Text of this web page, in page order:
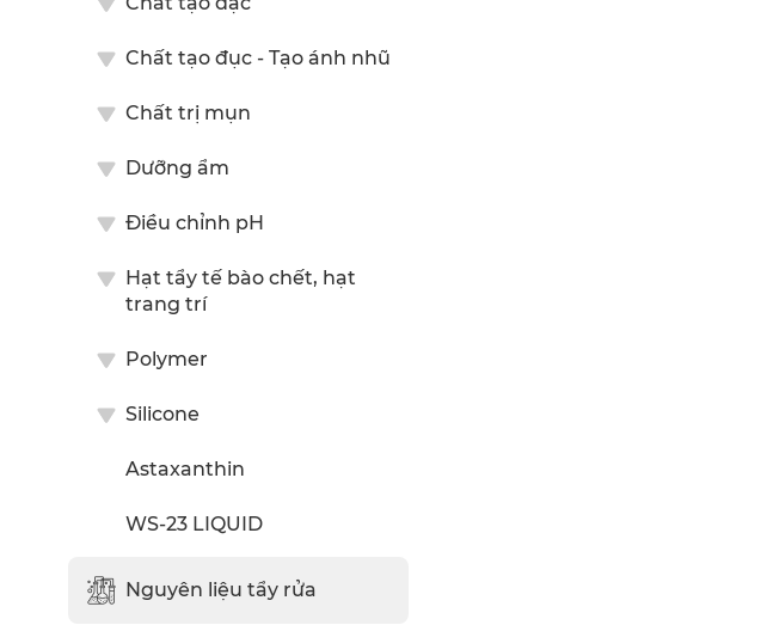
Chất tạo đục - Tạo ánh nhũ
Chất trị mụn
Dưỡng ẩm
Điều chỉnh pH
Hạt tẩy tế bào chết, hạt
trang trí
Polymer
Silicone
Astaxanthin
WS-23 LIQUID
Nguyên liệu tẩy rửa